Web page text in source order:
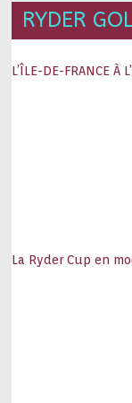
RYDER
L’ÎLE-DE-FRANCE À
La Ryder Cup en